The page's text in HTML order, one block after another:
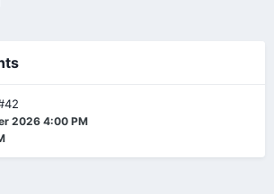
2026 4:00 PM